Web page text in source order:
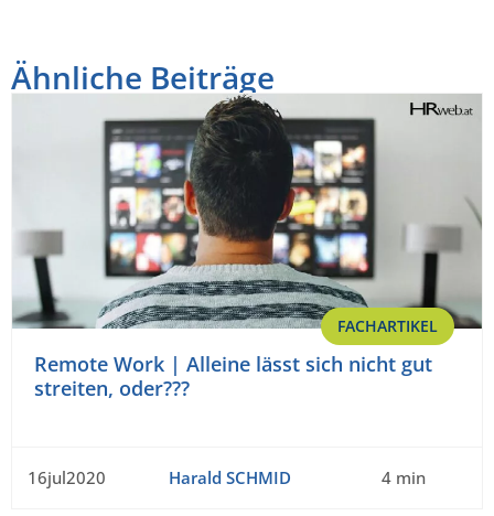
Ähnliche Beiträge
FACHARTIKEL
Remote Work | Alleine lässt sich nicht gut
streiten, oder???
16jul2020 Harald SCHMID 4 min